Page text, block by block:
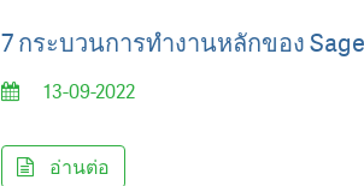
7 กระบวนการทำงานหลักของ
13-09-2022
อ่านต่อ